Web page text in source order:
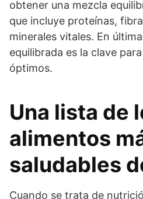
obtener una mezcla
que incluye proteínas,
minerales vitales. En
equilibrada es la clave
óptimos.
Una lista de
alimentos
saludables
Cuando se trata de